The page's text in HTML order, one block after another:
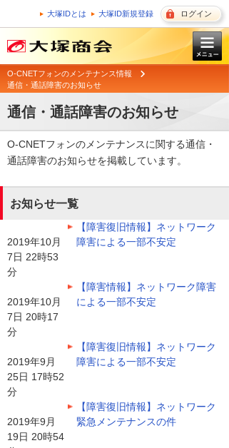
大塚IDとは 大塚ID新規登録 ログイン
O-CNETフォンのメンテナンス情報
通信・通話障害のお知らせ
通信・通話障害のお知らせ
O-CNETフォンのメンテナンスに関する通信・
通話障害のお知らせを掲載しています。
お知らせ一覧
2019年10月
7日 22時53
分
【障害復旧情報】ネットワーク
障害による一部不安定
2019年10月
7日 20時17
分
【障害情報】ネットワーク障害
による一部不安定
2019年9月
25日 17時52
分
【障害復旧情報】ネットワーク
障害による一部不安定
2019年9月
19日 20時54
【障害復旧情報】ネットワーク
緊急メンテナンスの件